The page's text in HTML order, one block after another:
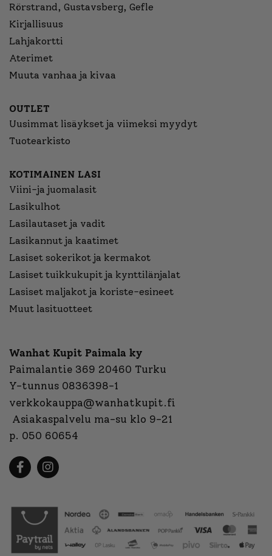
Rörstrand, Gustavsberg, Gefle
Kirjallisuus
Lahjakortti
Aterimet
Muuta vanhaa ja kivaa
OUTLET
Uusimmat lisäykset ja viimeksi myydyt
Tuotearkisto
KOTIMAINEN LASI
Viini-ja juomalasit
Lasikulhot
Lasilautaset ja vadit
Lasikannut ja kaatimet
Lasiset sokerikot ja kermakot
Lasiset tuikkukupit ja kynttilänjalat
Lasiset maljakot ja koriste-esineet
Muut lasituotteet
Wanhat Kupit Paimala ky
Paimalantie 369 20460 Turku
Y-tunnus 0836398-1
verkkokauppa@wanhatkupit.fi
Asiakaspalvelu ma-su klo 9-21
p. 050 60654